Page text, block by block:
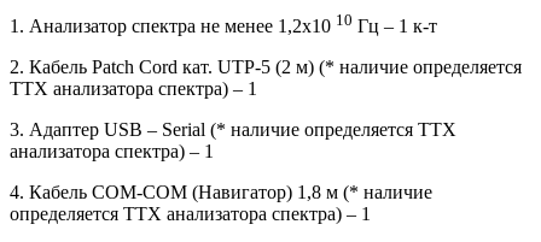
1. Анализатор спектра не менее 1,2x10 10 Гц – 1 к-т
2. Кабель Patch Cord кат. UTP-5 (2 м) (* наличие определяется
ТТХ анализатора спектра) – 1
3. Адаптер USB – Serial (* наличие определяется ТТХ
анализатора спектра) – 1
4. Кабель COM-COM (Навигатор) 1,8 м (* наличие
определяется ТТХ анализатора спектра) – 1